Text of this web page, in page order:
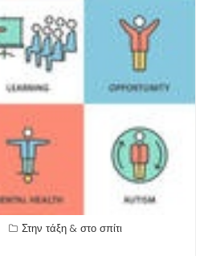
Στην τάξη & στο σπίτι